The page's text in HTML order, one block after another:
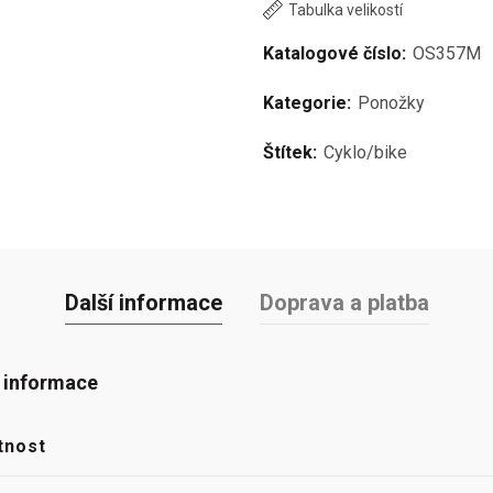
Tabulka velikostí
Katalogové číslo: OS357M
Kategorie: Ponožky
Štítek: Cyklo/bike
Další informace Doprava a platba
informace